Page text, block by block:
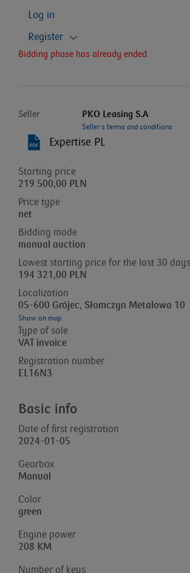
Log in
Register
Bidding phase has already ended.
Seller PKO Leasing S.A
Seller`s terms and conditions
Expertise PL
Starting price
219 500,00 PLN
Price type
net
Bidding mode
manual auction
Lowest starting price for the last 30 days
194 321,00 PLN
Localization
05-600 Grójec, Słomczyn Metalowa 10
Show on map
Type of sale
VAT invoice
Registration number
EL16N3
Basic info
Date of first registration
2024-01-05
Gearbox
Manual
Color
green
Engine power
208 KM
Number of keys